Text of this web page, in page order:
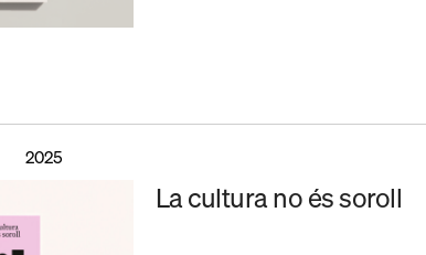
2025
La cultura no és soroll